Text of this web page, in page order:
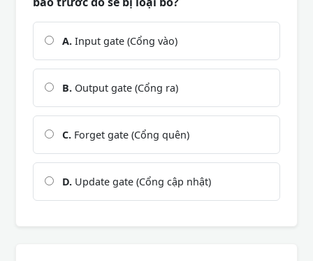
A. Input gate (Cổng vào)
B. Output gate (Cổng ra)
C. Forget gate (Cổng quên)
D. Update gate (Cổng cập nhật)